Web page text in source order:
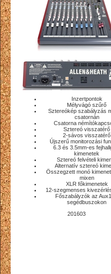
Inzertpontok
Mélyvágó szűrő
Sztereókép szabályzás
csatornán
Csatorna
Sztereó visszatérő
2-sávos visszatérő
Újszerű monitorozási
6.3 és 3.5mm-es
kimenetek
Sztereó felvételi
Alternatív sztereó
Összegzett monó
mixen
XLR főkimenetek
12-szegmenses
Főszabályzók az
segédbuszokon
201603